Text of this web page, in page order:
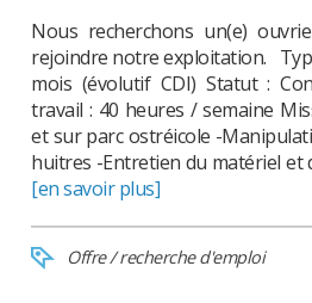
Nous recherchons un(e)
rejoindre notre exploitation.
mois (évolutif CDI) Statut :
travail : 40 heures / semaine
et sur parc ostréicole -
huitres -Entretien du matériel et
[en savoir plus]
Offre / recherche d'emploi